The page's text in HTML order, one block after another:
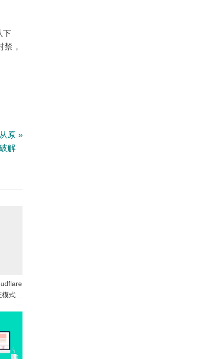
下
，
原
解
式可